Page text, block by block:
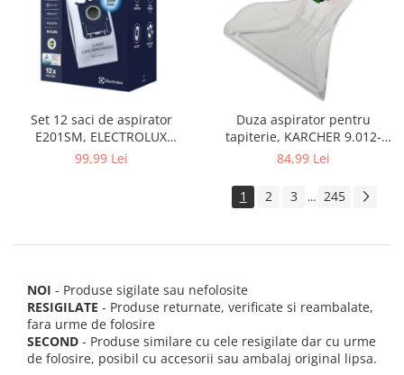
Set 12 saci de aspirator
E201SM, ELECTROLUX
9001684811, CLASSIC LONG
99,99 Lei
Duza aspirator pentru
tapiterie, KARCHER 9.012-
278.0, SE4001, SE4002, SE5100
84,99 Lei
1 2 3 ... 245
NOI - Produse sigilate sau nefolosite
RESIGILATE - Produse returnate, verificate si reambalate,
fara urme de folosire
SECOND - Produse similare cu cele resigilate dar cu urme
de folosire, posibil cu accesorii sau ambalaj original lipsa.